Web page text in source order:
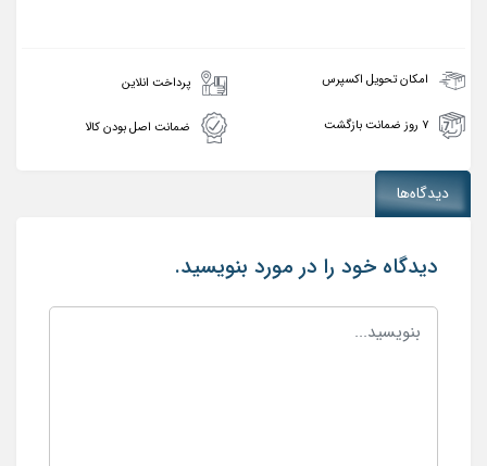
امکان تحویل اکسپرس پرداخت انلاین
۷ روز ضمانت بازگشت ضمانت اصل بودن کالا
دیدگاه‌ها
دیدگاه خود را در مورد بنویسید.